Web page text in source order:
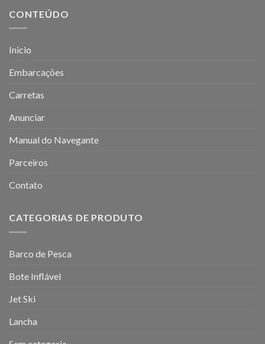
CONTEÚDO
Inicio
Embarcações
Carretas
Anunciar
Manual do Navegante
Parceiros
Contato
CATEGORIAS DE PRODUTO
Barco de Pesca
Bote Inflável
Jet Ski
Lancha